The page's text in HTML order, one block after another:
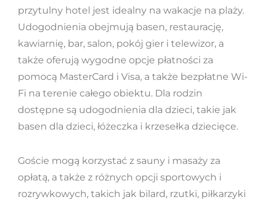
przytulny hotel jest idealny na wakacje na plaży.
Udogodnienia obejmują basen, restaurację,
kawiarnię, bar, salon, pokój gier i telewizor, a
także oferują wygodne opcje płatności za
pomocą MasterCard i Visa, a także bezpłatne Wi-
Fi na terenie całego obiektu. Dla rodzin
dostępne są udogodnienia dla dzieci, takie jak
basen dla dzieci, łóżeczka i krzesełka dziecięce.
Goście mogą korzystać z sauny i masaży za
opłatą, a także z różnych opcji sportowych i
rozrywkowych, takich jak bilard, rzutki, piłkarzyki